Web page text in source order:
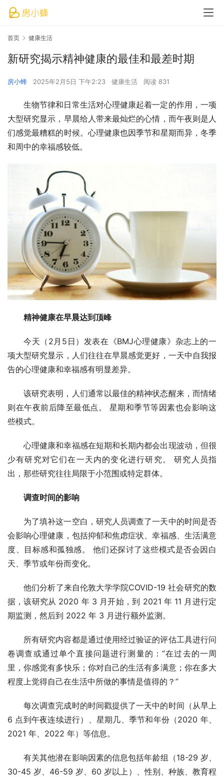
首页 健康生活
新研究揭示​精神健康的最佳和最差时期
房小蜂 2025年2月5日 下午2:23 健康生活 阅读 831
生物节律和日常生活对心理健康起着一定的作用，一项
大型研究显示，早晨给人带来最灿烂的心情，而午夜则是人
们感觉最糟糕的时候。心理健康也因季节和星期而异，冬季
和周中的幸福感较低。
精神健康在早晨达到顶峰
今天（2月5日）发表在《BMJ心理健康》杂志上的一
项大型研究显示，人们往往在早晨感觉更好，一天中自我报
告的心理健康和幸福感有明显差异。
该研究表明，人们通常以最佳的精神状态醒来，而情绪
则在午夜前后降至最低点。 星期和季节等因素也会影响这
些模式。
心理健康和幸福感在短期和长期内都会出现波动，但很
少有研究对它们在一天内的变化进行研究。 研究人员指
出，那些研究往往局限于小范围或特定群体。
调查时间的影响
为了填补这一空白，研究人员调查了一天中的时间是否
会影响心理健康，包括抑郁和焦虑症状、幸福感、生活满意
度、目标感和孤独感。 他们还探讨了这些模式是否会因白
天、季节或年份而变化。
他们分析了来自伦敦大学学院COVID-19 社会研究的数
据，该研究从 2020 年 3 月开始，到 2021 年 11 月进行定
期监测，然后到 2022 年 3 月进行额外监测。
所有研究内容都是通过使用经过验证的评估工具进行问
卷调查或通过单个直接问题进行测量的：”在过去的一周
里，你感觉有多快乐；你对自己的生活有多满意；你在多大
程度上觉得自己在生活中所做的事情是值得的？”
每次调查完成时的时间戳提供了一天中的时间（从早上
6 点到午夜连续进行）、星期几、季节和年份（2020 年、
2021 年、2022 年）等信息。
有关其他潜在影响因素的信息包括年龄组（18-29 岁、
30-45 岁、46-59 岁、60 岁以上）、性别、种族、教育程